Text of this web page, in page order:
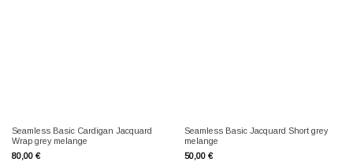
Seamless Basic Cardigan Jacquard
Wrap grey melange
80,00 €
Seamless Basic Jacquard Short grey
melange
50,00 €